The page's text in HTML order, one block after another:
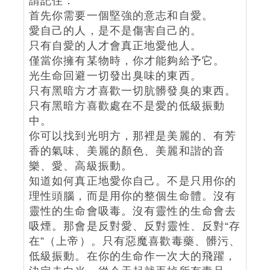
首先你需要一個堅強的意志和自愛。
愛自己的人，是不是傷害自己的。
只有自愛的人才會真正地愛他人。
僅當你擁有某物時，你才能夠給予它。
光生命回避一切發出臭味的東西。
只有黑暗方才喜歡一切肮髒發臭的東西。
只有黑暗方喜歡處在不是愛的低級振動
中。
你可以找到光明方，那裡是美麗的、有芳
香的氣味、美麗的顏色、美麗和諧的音
樂、愛、高級振動。
知道如何真正地愛你自己。不是只用你的
理性頭腦，而是用你的整個生命體。沒有
靈性的生命會吸毒。沒有靈性的生命會去
吸煙。那會是反對愛、反對靈性、反對“存
在”（上帝）。只有惡魔喜歡毒藥、髒污、
低級振動。在你的生命作一次大的飛躍，